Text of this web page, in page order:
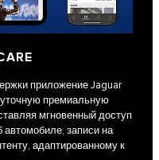
приложение Jaguar
премиальную
мгновенный доступ
записи на
адаптированному к